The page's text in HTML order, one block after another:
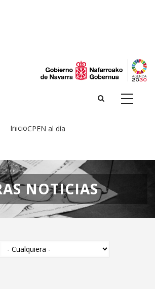
enlaces
de
ayuda
a
la
navegación
InicioCPEN al día
NOTICIAS